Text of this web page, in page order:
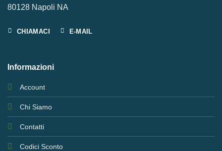
80128 Napoli NA
CHIAMACI E-MAIL
Informazioni
Account
Chi Siamo
Contatti
Codici Sconto